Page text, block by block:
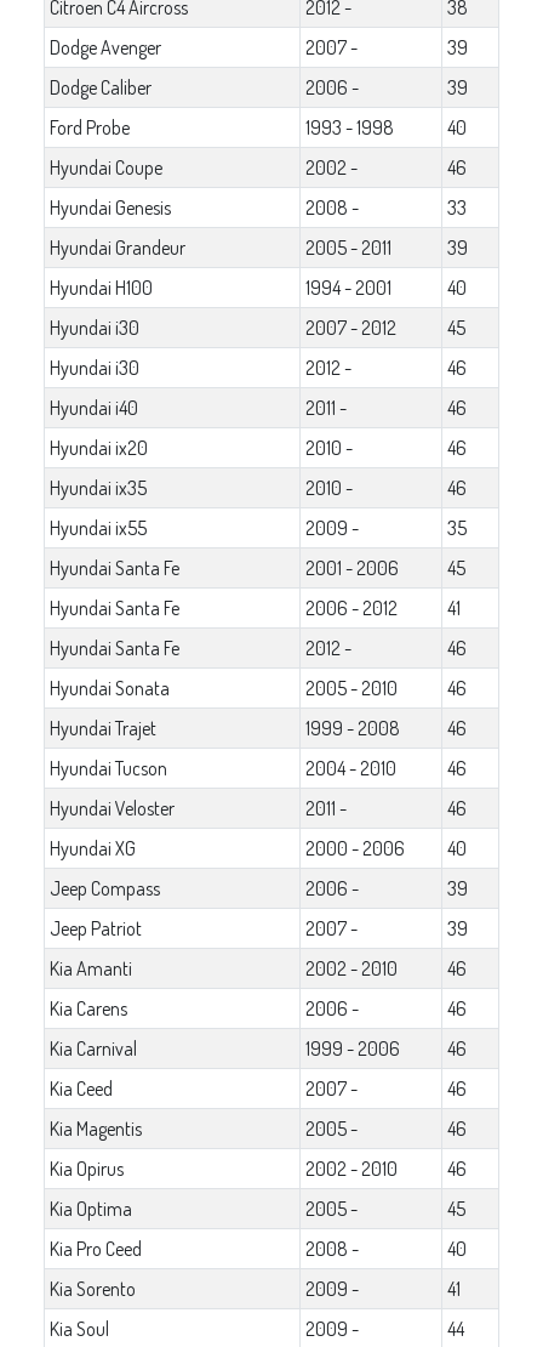
Citroen C4 Aircross
2012 -
38
Dodge Avenger
2007 -
39
Dodge Caliber
2006 -
39
Ford Probe
1993 - 1998
40
Hyundai Coupe
2002 -
46
Hyundai Genesis
2008 -
33
Hyundai Grandeur
2005 - 2011
39
Hyundai H100
1994 - 2001
40
Hyundai i30
2007 - 2012
45
Hyundai i30
2012 -
46
Hyundai i40
2011 -
46
Hyundai ix20
2010 -
46
Hyundai ix35
2010 -
46
Hyundai ix55
2009 -
35
Hyundai Santa Fe
2001 - 2006
45
Hyundai Santa Fe
2006 - 2012
41
Hyundai Santa Fe
2012 -
46
Hyundai Sonata
2005 - 2010
46
Hyundai Trajet
1999 - 2008
46
Hyundai Tucson
2004 - 2010
46
Hyundai Veloster
2011 -
46
Hyundai XG
2000 - 2006
40
Jeep Compass
2006 -
39
Jeep Patriot
2007 -
39
Kia Amanti
2002 - 2010
46
Kia Carens
2006 -
46
Kia Carnival
1999 - 2006
46
Kia Ceed
2007 -
46
Kia Magentis
2005 -
46
Kia Opirus
2002 - 2010
46
Kia Optima
2005 -
45
Kia Pro Ceed
2008 -
40
Kia Sorento
2009 -
41
Kia Soul
2009 - 44